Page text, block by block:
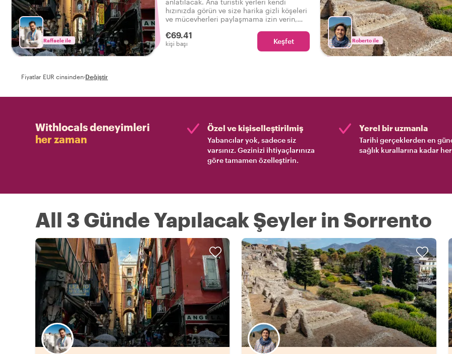
Raffaele ile
anlatılacak. Ana turistik yerleri kendi
hızınızda görün ve size harika gizli köşeleri
ve mücevherleri paylaşmama izin verin,
tadını çıkarabilirsiniz!
€69.41
kişi başı Keşfet Roberto ile
Fiyatlar EUR cinsinden·Değiştir
Withlocals deneyimleri
her zaman
Özel ve kişiselleştirilmiş
Yabancılar yok, sadece siz
varsınız. Gezinizi ihtiyaçlarınıza
göre tamamen özelleştirin.
Yerel bir uzmanla
Tarihi gerçeklerden en
sağlık kurallarına kadar
All 3 Günde Yapılacak Şeyler in Sorrento